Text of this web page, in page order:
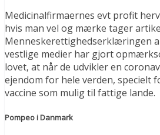
Medicinalfirmaernes evt profit
hvis man vel og mærke tager
Menneskerettighedserklæringen
vestlige medier har gjort
lovet, at når de udvikler en
ejendom for hele verden, specielt
vaccine som mulig til fattige lande.
Pompeo i Danmark